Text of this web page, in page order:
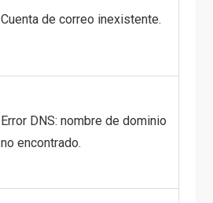
Cuenta de correo inexistente.
Error DNS: nombre de dominio
no encontrado.